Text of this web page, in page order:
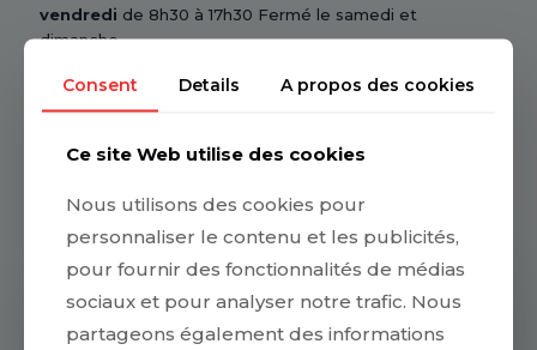
vendredi de 8h30 à 17h30 Fermé le samedi et
dimanche
Tram-Bus
Tram ligne 3 arrêt Félix Faure Bus ligne 26, 54, C6 arrêt
Envoyez un message
Consent Details A propos des cookies
Ce site Web utilise des cookies
Nous utilisons des cookies pour
personnaliser le contenu et les publicités,
pour fournir des fonctionnalités de médias
sociaux et pour analyser notre trafic. Nous
partageons également des informations